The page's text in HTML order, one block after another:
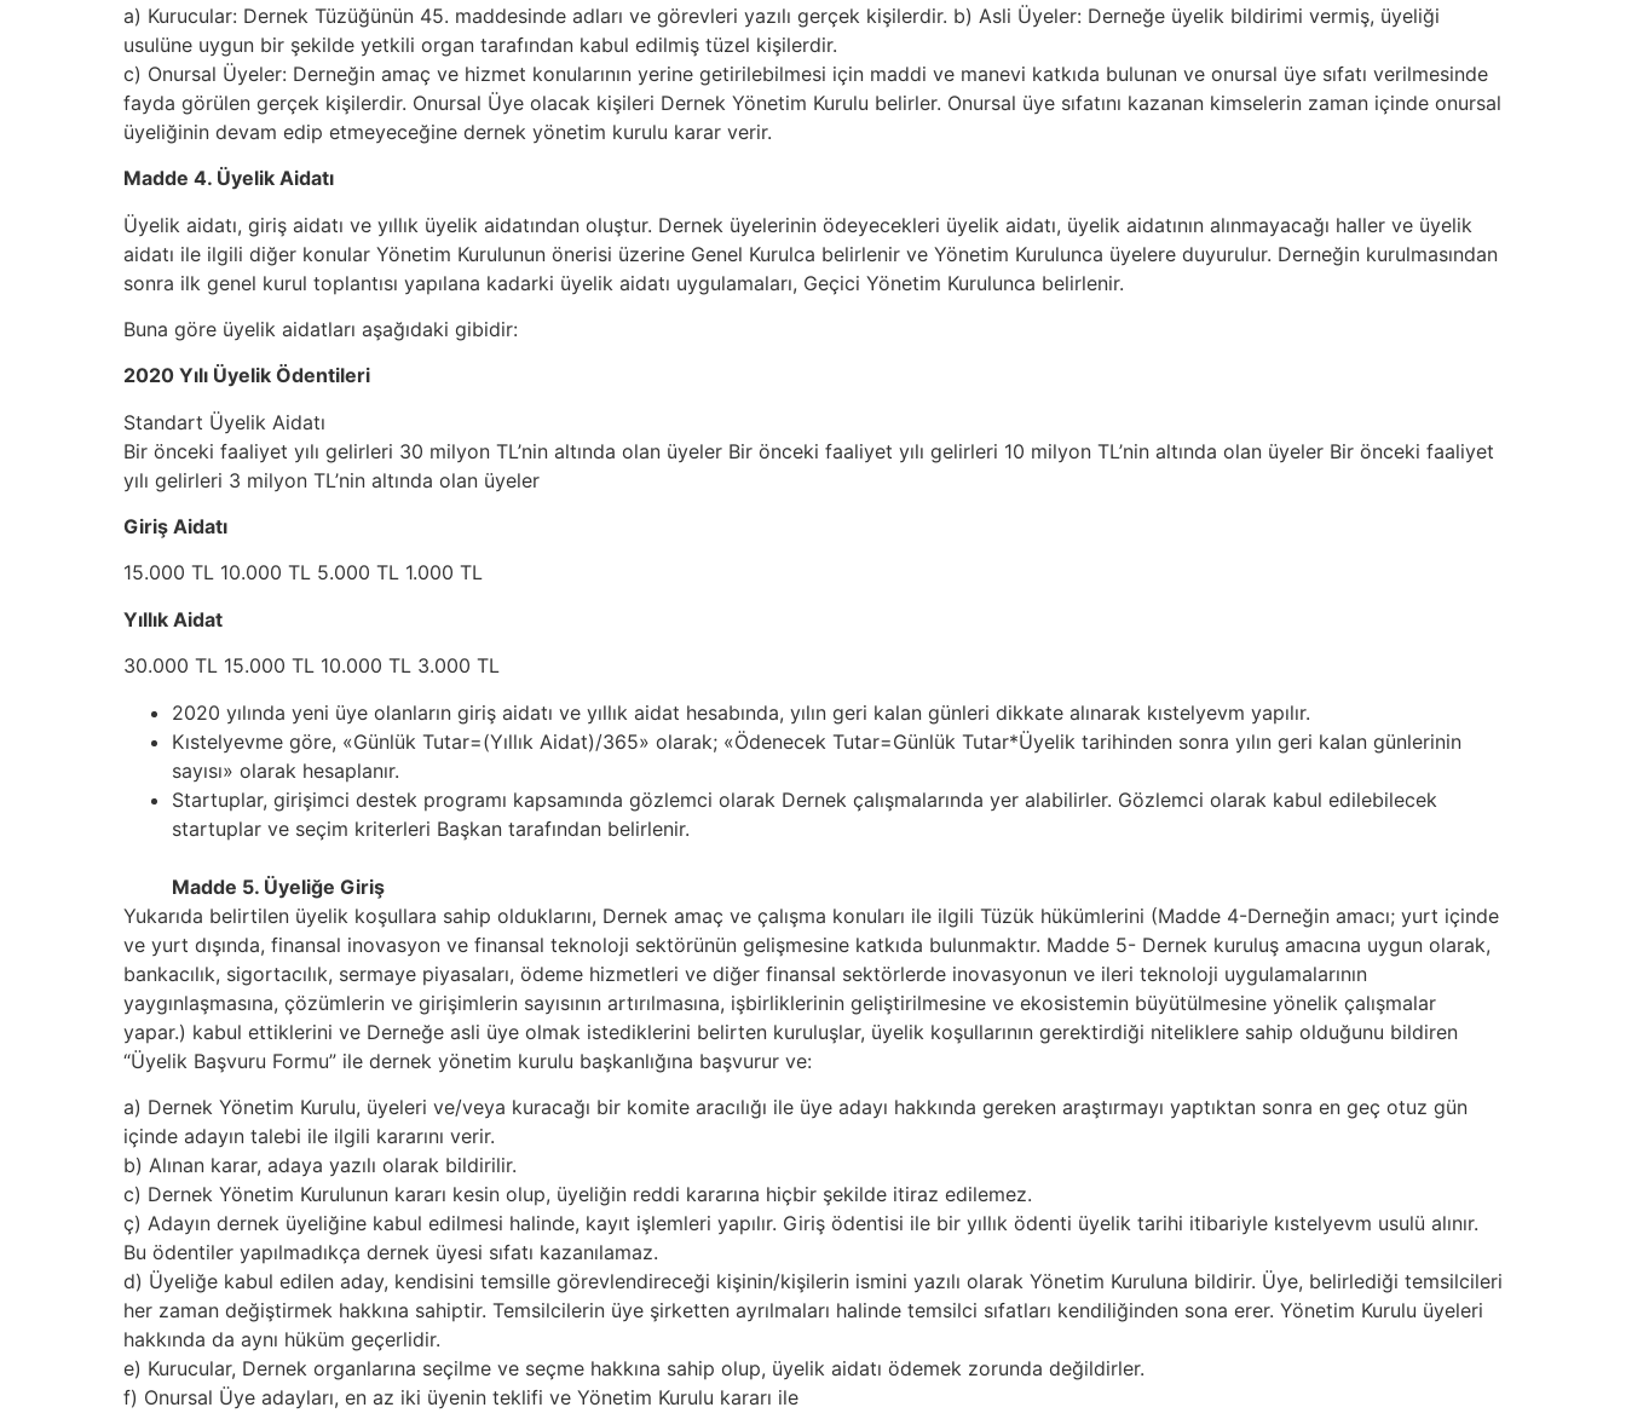
a) Kurucular: Dernek Tüzüğünün 45. maddesinde adları ve görevleri yazılı gerçek kişilerdir. b) Asli Üyeler: Derneğe üyelik bildirimi vermiş, üyeliği
usulüne uygun bir şekilde yetkili organ tarafından kabul edilmiş tüzel kişilerdir.
c) Onursal Üyeler: Derneğin amaç ve hizmet konularının yerine getirilebilmesi için maddi ve manevi katkıda bulunan ve onursal üye sıfatı verilmesinde
fayda görülen gerçek kişilerdir. Onursal Üye olacak kişileri Dernek Yönetim Kurulu belirler. Onursal üye sıfatını kazanan kimselerin zaman içinde onursal
üyeliğinin devam edip etmeyeceğine dernek yönetim kurulu karar verir.
Madde 4. Üyelik Aidatı
Üyelik aidatı, giriş aidatı ve yıllık üyelik aidatından oluştur. Dernek üyelerinin ödeyecekleri üyelik aidatı, üyelik aidatının alınmayacağı haller ve üyelik
aidatı ile ilgili diğer konular Yönetim Kurulunun önerisi üzerine Genel Kurulca belirlenir ve Yönetim Kurulunca üyelere duyurulur. Derneğin kurulmasından
sonra ilk genel kurul toplantısı yapılana kadarki üyelik aidatı uygulamaları, Geçici Yönetim Kurulunca belirlenir.
Buna göre üyelik aidatları aşağıdaki gibidir:
2020 Yılı Üyelik Ödentileri
Standart Üyelik Aidatı
Bir önceki faaliyet yılı gelirleri 30 milyon TL’nin altında olan üyeler Bir önceki faaliyet yılı gelirleri 10 milyon TL’nin altında olan üyeler Bir önceki faaliyet
yılı gelirleri 3 milyon TL’nin altında olan üyeler
Giriş Aidatı
15.000 TL 10.000 TL 5.000 TL 1.000 TL
Yıllık Aidat
30.000 TL 15.000 TL 10.000 TL 3.000 TL
2020 yılında yeni üye olanların giriş aidatı ve yıllık aidat hesabında, yılın geri kalan günleri dikkate alınarak kıstelyevm yapılır.
Kıstelyevme göre, «Günlük Tutar=(Yıllık Aidat)/365» olarak; «Ödenecek Tutar=Günlük Tutar*Üyelik tarihinden sonra yılın geri kalan günlerinin
sayısı» olarak hesaplanır.
Startuplar, girişimci destek programı kapsamında gözlemci olarak Dernek çalışmalarında yer alabilirler. Gözlemci olarak kabul edilebilecek
startuplar ve seçim kriterleri Başkan tarafından belirlenir.
Madde 5. Üyeliğe Giriş
Yukarıda belirtilen üyelik koşullara sahip olduklarını, Dernek amaç ve çalışma konuları ile ilgili Tüzük hükümlerini (Madde 4-Derneğin amacı; yurt içinde
ve yurt dışında, finansal inovasyon ve finansal teknoloji sektörünün gelişmesine katkıda bulunmaktır. Madde 5- Dernek kuruluş amacına uygun olarak,
bankacılık, sigortacılık, sermaye piyasaları, ödeme hizmetleri ve diğer finansal sektörlerde inovasyonun ve ileri teknoloji uygulamalarının
yaygınlaşmasına, çözümlerin ve girişimlerin sayısının artırılmasına, işbirliklerinin geliştirilmesine ve ekosistemin büyütülmesine yönelik çalışmalar
yapar.) kabul ettiklerini ve Derneğe asli üye olmak istediklerini belirten kuruluşlar, üyelik koşullarının gerektirdiği niteliklere sahip olduğunu bildiren
“Üyelik Başvuru Formu” ile dernek yönetim kurulu başkanlığına başvurur ve:
a) Dernek Yönetim Kurulu, üyeleri ve/veya kuracağı bir komite aracılığı ile üye adayı hakkında gereken araştırmayı yaptıktan sonra en geç otuz gün
içinde adayın talebi ile ilgili kararını verir.
b) Alınan karar, adaya yazılı olarak bildirilir.
c) Dernek Yönetim Kurulunun kararı kesin olup, üyeliğin reddi kararına hiçbir şekilde itiraz edilemez.
ç) Adayın dernek üyeliğine kabul edilmesi halinde, kayıt işlemleri yapılır. Giriş ödentisi ile bir yıllık ödenti üyelik tarihi itibariyle kıstelyevm usulü alınır.
Bu ödentiler yapılmadıkça dernek üyesi sıfatı kazanılamaz.
d) Üyeliğe kabul edilen aday, kendisini temsille görevlendireceği kişinin/kişilerin ismini yazılı olarak Yönetim Kuruluna bildirir. Üye, belirlediği temsilcileri
her zaman değiştirmek hakkına sahiptir. Temsilcilerin üye şirketten ayrılmaları halinde temsilci sıfatları kendiliğinden sona erer. Yönetim Kurulu üyeleri
hakkında da aynı hüküm geçerlidir.
e) Kurucular, Dernek organlarına seçilme ve seçme hakkına sahip olup, üyelik aidatı ödemek zorunda değildirler.
f) Onursal Üye adayları, en az iki üyenin teklifi ve Yönetim Kurulu kararı ile